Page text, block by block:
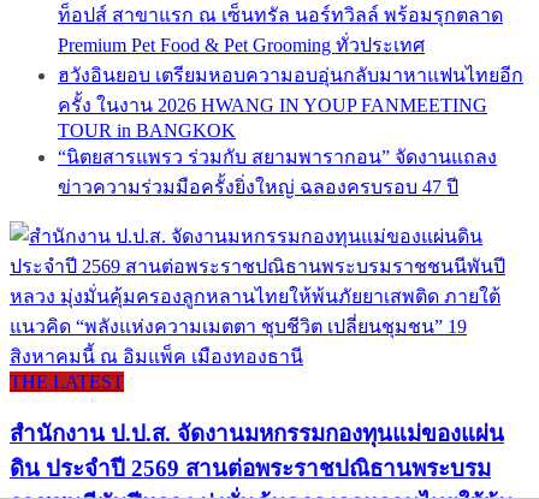
ท็อปส์ สาขาแรก ณ เซ็นทรัล นอร์ทวิลล์ พร้อมรุกตลาด
Premium Pet Food & Pet Grooming ทั่วประเทศ
ฮวังอินยอบ เตรียมหอบความอบอุ่นกลับมาหาแฟนไทยอีก
ครั้ง ในงาน 2026 HWANG IN YOUP FANMEETING
TOUR in BANGKOK
“นิตยสารแพรว ร่วมกับ สยามพารากอน” จัดงานแถลง
ข่าวความร่วมมือครั้งยิ่งใหญ่ ฉลองครบรอบ 47 ปี
THE LATEST
สำนักงาน ป.ป.ส. จัดงานมหกรรมกองทุนแม่ของแผ่น
ดิน ประจำปี 2569 สานต่อพระราชปณิธานพระบรม